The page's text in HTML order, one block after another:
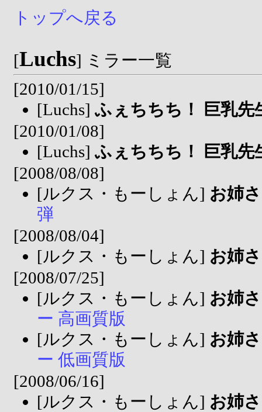
トップへ戻る
[Luchs] ミラー一覧
[2010/01/15]
[Luchs] ふぇちちち！ 巨乳先
[2010/01/08]
[Luchs] ふぇちちち！ 巨乳先
[2008/08/08]
[ルクス・もーしょん] お姉
弾
[2008/08/04]
[ルクス・もーしょん] お姉
[2008/07/25]
[ルクス・もーしょん] お姉
ー 高画質版
[ルクス・もーしょん] お姉
ー 低画質版
[2008/06/16]
[ルクス・もーしょん] お姉